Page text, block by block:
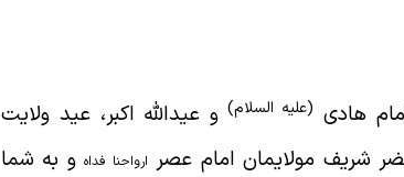
هادی (علیه السلام)و عیدالله اکبر، عید ولایت
شریف مولایمان امام عصر ارواحنا فداهو به شما